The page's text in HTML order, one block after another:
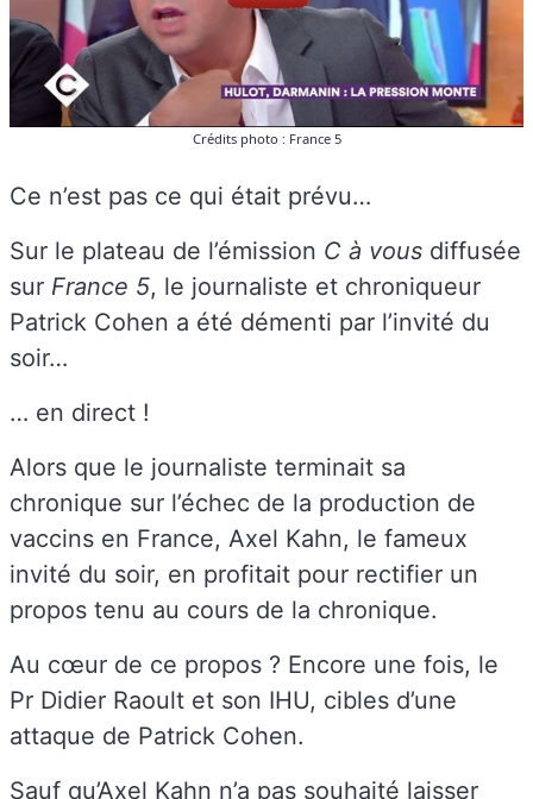
Crédits photo : France 5
Ce n’est pas ce qui était prévu…
Sur le plateau de l’émission C à vous diffusée
sur France 5, le journaliste et chroniqueur
Patrick Cohen a été démenti par l’invité du
soir…
… en direct !
Alors que le journaliste terminait sa
chronique sur l’échec de la production de
vaccins en France, Axel Kahn, le fameux
invité du soir, en profitait pour rectifier un
propos tenu au cours de la chronique.
Au cœur de ce propos ? Encore une fois, le
Pr Didier Raoult et son IHU, cibles d’une
attaque de Patrick Cohen.
Sauf qu’Axel Kahn n’a pas souhaité laisser